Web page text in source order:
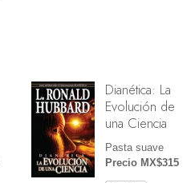
Dianética: La
Evolución de
una Ciencia
Pasta suave
Precio MX$315